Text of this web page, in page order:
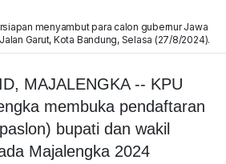
menyambut para calon gubernur Jawa
Garut, Kota Bandung, Selasa (27/8/2024).
MAJALENGKA -- KPU
membuka pendaftaran
bupati dan wakil
Majalengka 2024